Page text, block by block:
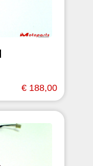
€ 188,00